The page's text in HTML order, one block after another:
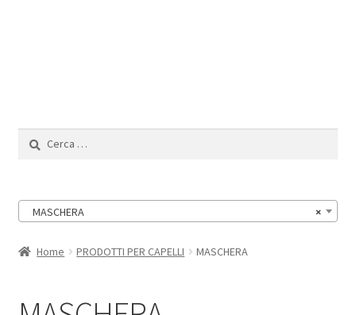
×
MASCHERA
Home PRODOTTI PER CAPELLI MASCHERA